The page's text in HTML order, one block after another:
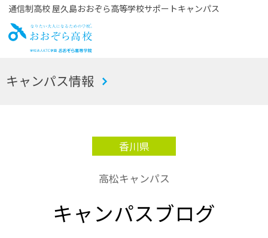
通信制高校 屋久島おおぞら高等学校サポートキャンパス
お
キャンパス情報
香川県
高松キャンパス
キャンパスブログ